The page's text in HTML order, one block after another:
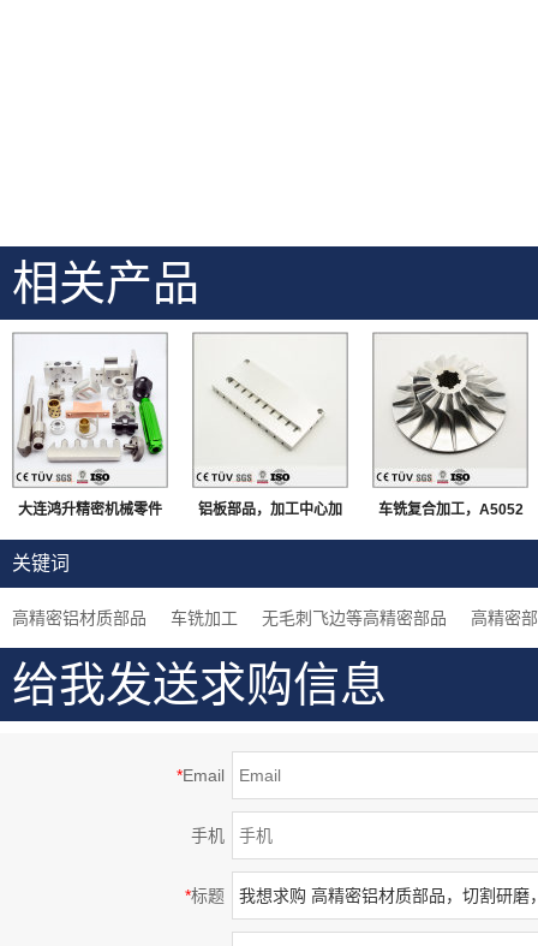
相关产品
大连鸿升精密机械零件 铝板部品，加工中心加 车铣复合加工，A5052
关键词
高精密铝材质部品 车铣加工 无毛刺飞边等高精密部品 高精密
给我发送求购信息
*Email
手机
*标题